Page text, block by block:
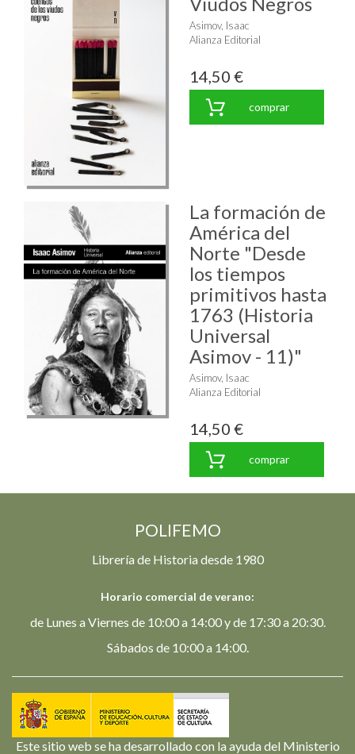
Asimov, Isaac
Alianza Editorial
14,50 €
comprar
La formación de
América del
Norte "Desde
los tiempos
primitivos hasta
1763 (Historia
Universal
Asimov - 11)"
Asimov, Isaac
Alianza Editorial
14,50 €
comprar
POLIFEMO
Librería de Historia desde 1980
Horario comercial de verano:
de Lunes a Viernes de 10:00 a 14:00 y de 17:30 a 20:30.
Sábados de 10:00 a 14:00.
Este sitio web se ha desarrollado con la ayuda del Ministerio